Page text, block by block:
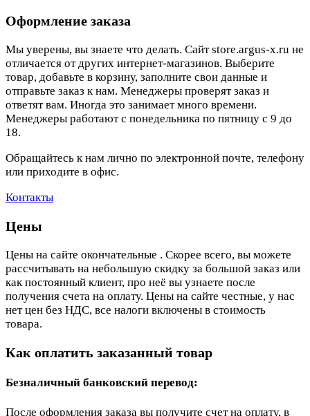
Оформление заказа
Мы уверены, вы знаете что делать. Сайт store.argus-x.ru не
отличается от других интернет-магазинов. Выберите
товар, добавьте в корзину, заполните свои данные и
отправьте заказ к нам. Менеджеры проверят заказ и
ответят вам. Иногда это занимает много времени.
Менеджеры работают с понедельника по пятницу с 9 до
18.
Обращайтесь к нам лично по электронной почте, телефону
или приходите в офис.
Контакты
Цены
Цены на сайте окончательные . Скорее всего, вы можете
рассчитывать на небольшую скидку за большой заказ или
как постоянный клиент, про неё вы узнаете после
получения счета на оплату. Цены на сайте честные, у нас
нет цен без НДС, все налоги включены в стоимость
товара.
Как оплатить заказанный товар
Безналичный банковский перевод:
После оформления заказа вы получите счет на оплату, в